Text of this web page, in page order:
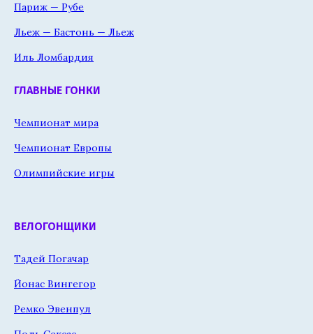
Париж — Рубе
Льеж — Бастонь — Льеж
Иль Ломбардия
ГЛАВНЫЕ ГОНКИ
Чемпионат мира
Чемпионат Европы
Олимпийские игры
ВЕЛОГОНЩИКИ
Тадей Погачар
Йонас Вингегор
Ремко Эвенпул